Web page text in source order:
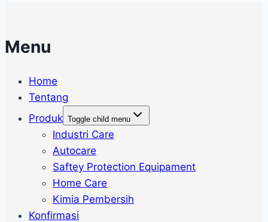
Menu
Home
Tentang
Produk Toggle child menu
Industri Care
Autocare
Saftey Protection Equipament
Home Care
Kimia Pembersih
Konfirmasi